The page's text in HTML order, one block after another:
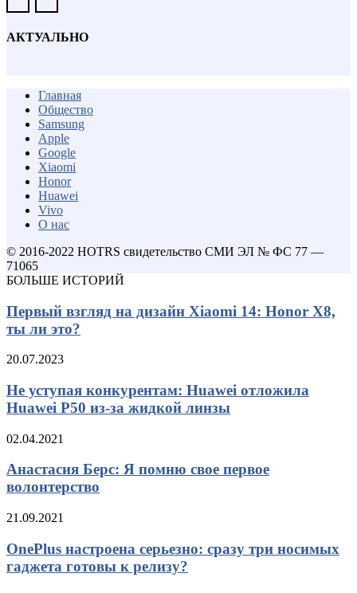
АКТУАЛЬНО
Главная
Общество
Samsung
Apple
Google
Xiaomi
Honor
Huawei
Vivo
О нас
© 2016-2022 HOTRS свидетельство СМИ ЭЛ № ФС 77 —
71065
БОЛЬШЕ ИСТОРИЙ
Первый взгляд на дизайн Xiaomi 14: Honor X8,
ты ли это?
20.07.2023
Не уступая конкурентам: Huawei отложила
Huawei P50 из-за жидкой линзы
02.04.2021
Анастасия Берс: Я помню свое первое
волонтерство
21.09.2021
OnePlus настроена серьезно: сразу три носимых
гаджета готовы к релизу?